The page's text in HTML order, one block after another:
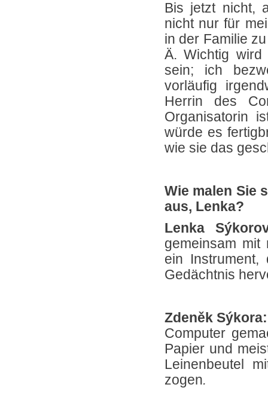
Bis jetzt nicht,
nicht nur für
in der Familie
Ä. Wichtig wird
sein; ich
vorläufig
Herrin des
Organisatorin
würde es
wie sie das
Wie malen Sie
aus, Lenka?
Lenka
gemeinsam
ein Instrument,
Gedächtnis
Zdeněk
Computer
Papier und
Leinenbeutel
zogen.